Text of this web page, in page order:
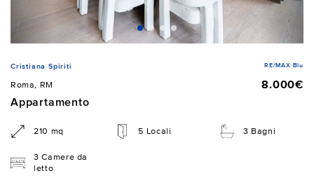
Cristiana Spiriti RE/MAX Blu
Roma, RM
8.000€
Appartamento
210 mq 5 Locali 3 Bagni
3 Camere da
letto